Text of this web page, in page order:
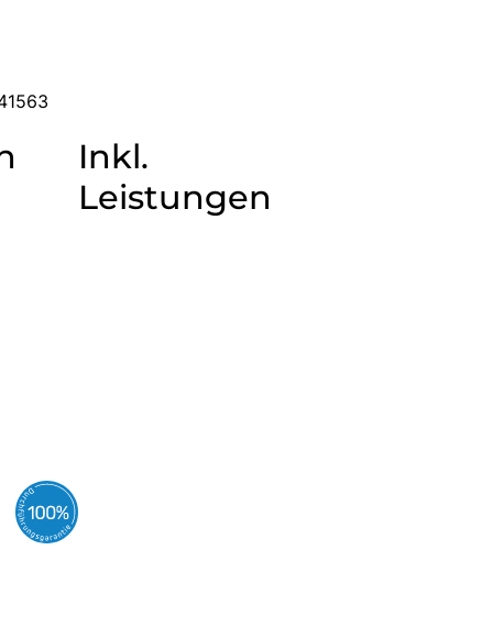
Inkl.
Leistungen